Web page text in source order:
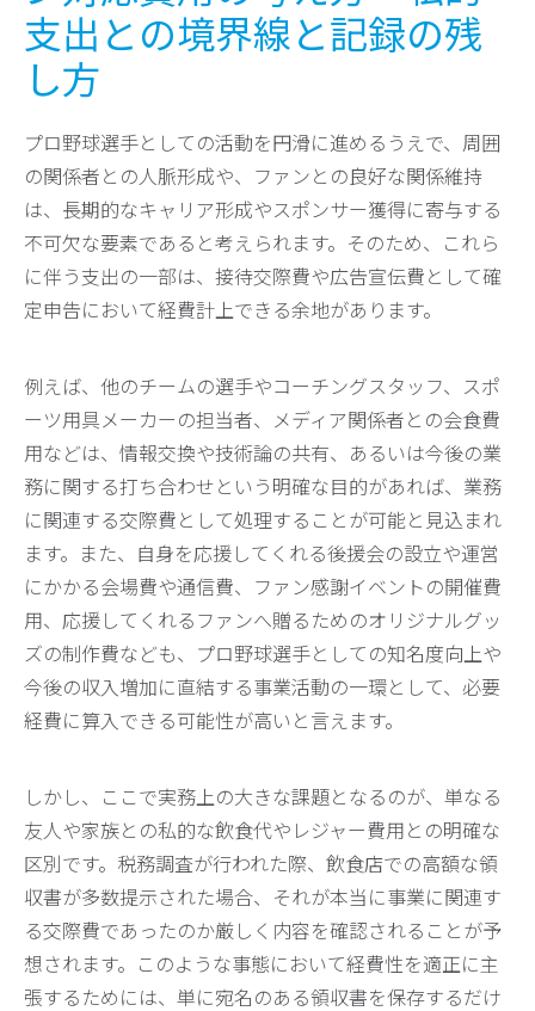
支出との境界線と記録の残
し方
プロ野球選手としての活動を円滑に進めるうえで、周囲
の関係者との人脈形成や、ファンとの良好な関係維持
は、長期的なキャリア形成やスポンサー獲得に寄与する
不可欠な要素であると考えられます。そのため、これら
に伴う支出の一部は、接待交際費や広告宣伝費として確
定申告において経費計上できる余地があります。
例えば、他のチームの選手やコーチングスタッフ、スポ
ーツ用具メーカーの担当者、メディア関係者との会食費
用などは、情報交換や技術論の共有、あるいは今後の業
務に関する打ち合わせという明確な目的があれば、業務
に関連する交際費として処理することが可能と見込まれ
ます。また、自身を応援してくれる後援会の設立や運営
にかかる会場費や通信費、ファン感謝イベントの開催費
用、応援してくれるファンへ贈るためのオリジナルグッ
ズの制作費なども、プロ野球選手としての知名度向上や
今後の収入増加に直結する事業活動の一環として、必要
経費に算入できる可能性が高いと言えます。
しかし、ここで実務上の大きな課題となるのが、単なる
友人や家族との私的な飲食代やレジャー費用との明確な
区別です。税務調査が行われた際、飲食店での高額な領
収書が多数提示された場合、それが本当に事業に関連す
る交際費であったのか厳しく内容を確認されることが予
想されます。このような事態において経費性を適正に主
張するためには、単に宛名のある領収書を保存するだけ